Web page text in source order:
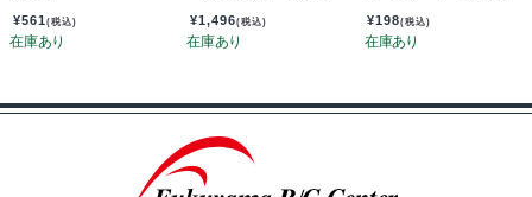
¥561(税込) ¥1,496(税込) ¥198(税込)